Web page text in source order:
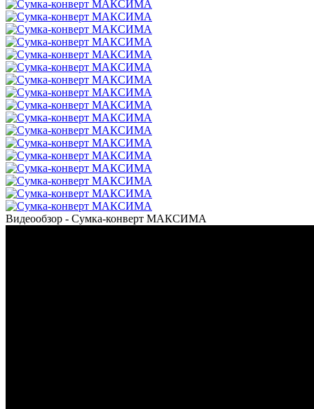
Видеообзор - Сумка-конверт МАКСИМА